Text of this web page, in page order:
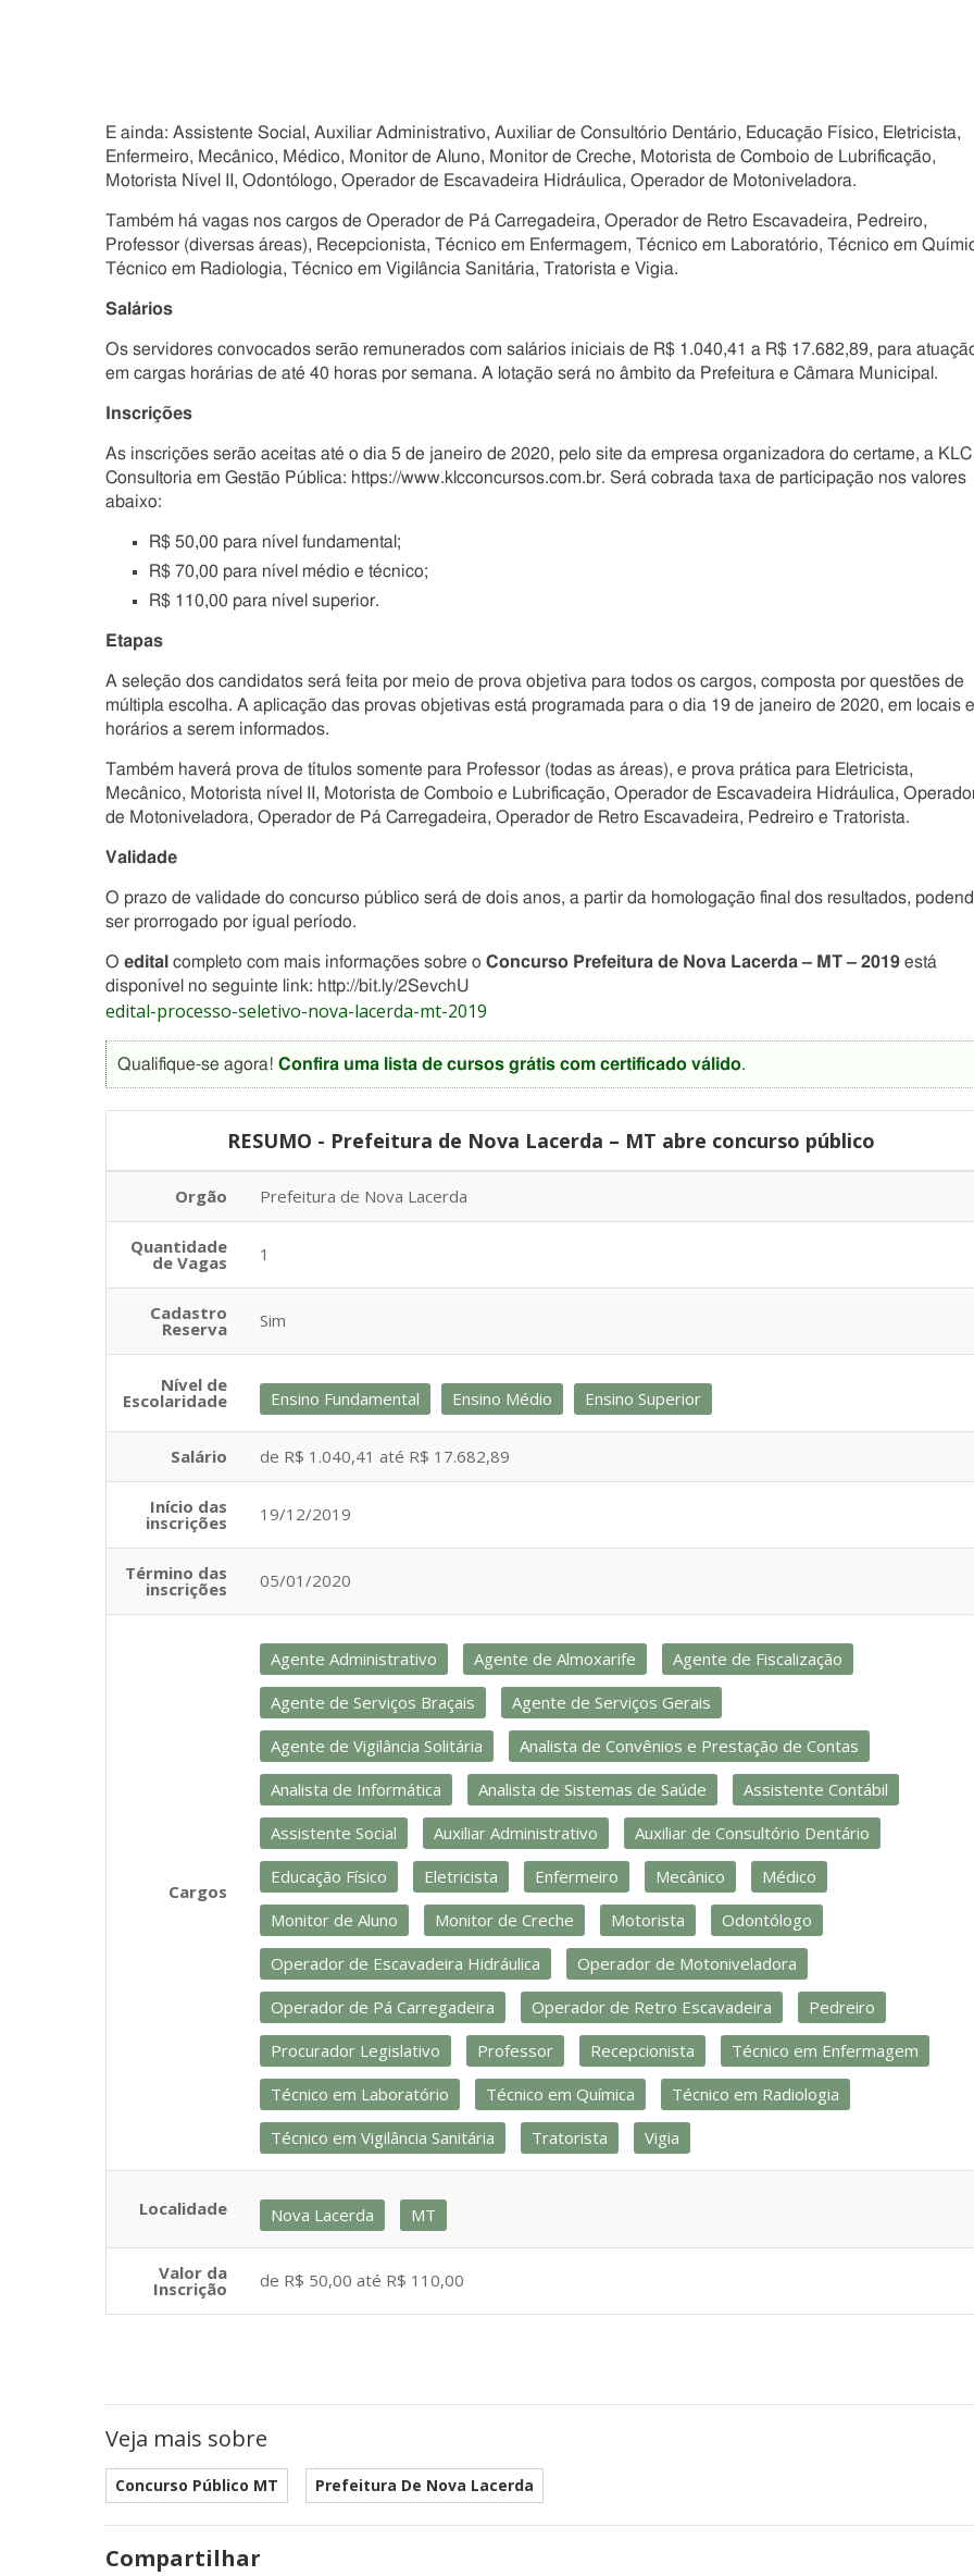
E ainda: Assistente Social, Auxiliar Administrativo, Auxiliar de Consultório Dentário, Educação Físico, Eletricista,
Enfermeiro, Mecânico, Médico, Monitor de Aluno, Monitor de Creche, Motorista de Comboio de Lubrificação,
Motorista Nível II, Odontólogo, Operador de Escavadeira Hidráulica, Operador de Motoniveladora.
Também há vagas nos cargos de Operador de Pá Carregadeira, Operador de Retro Escavadeira, Pedreiro,
Professor (diversas áreas), Recepcionista, Técnico em Enfermagem, Técnico em Laboratório, Técnico em
Técnico em Radiologia, Técnico em Vigilância Sanitária, Tratorista e Vigia.
Salários
Os servidores convocados serão remunerados com salários iniciais de R$ 1.040,41 a R$ 17.682,89, para
em cargas horárias de até 40 horas por semana. A lotação será no âmbito da Prefeitura e Câmara Municipal.
Inscrições
As inscrições serão aceitas até o dia 5 de janeiro de 2020, pelo site da empresa organizadora do certame, a KLC
Consultoria em Gestão Pública: https://www.klcconcursos.com.br. Será cobrada taxa de participação nos valores
abaixo:
R$ 50,00 para nível fundamental;
R$ 70,00 para nível médio e técnico;
R$ 110,00 para nível superior.
Etapas
A seleção dos candidatos será feita por meio de prova objetiva para todos os cargos, composta por questões de
múltipla escolha. A aplicação das provas objetivas está programada para o dia 19 de janeiro de 2020, em locais e
horários a serem informados.
Também haverá prova de títulos somente para Professor (todas as áreas), e prova prática para Eletricista,
Mecânico, Motorista nível II, Motorista de Comboio e Lubrificação, Operador de Escavadeira Hidráulica,
de Motoniveladora, Operador de Pá Carregadeira, Operador de Retro Escavadeira, Pedreiro e Tratorista.
Validade
O prazo de validade do concurso público será de dois anos, a partir da homologação final dos resultados,
ser prorrogado por igual período.
O edital completo com mais informações sobre o Concurso Prefeitura de Nova Lacerda – MT – 2019 está
disponível no seguinte link: http://bit.ly/2SevchU
edital-processo-seletivo-nova-lacerda-mt-2019
Qualifique-se agora! Confira uma lista de cursos grátis com certificado válido.
RESUMO - Prefeitura de Nova Lacerda – MT abre concurso público
Orgão Prefeitura de Nova Lacerda
Quantidade
de Vagas 1
Cadastro
Reserva Sim
Nível de
Escolaridade Ensino Fundamental Ensino Médio Ensino Superior
Salário de R$ 1.040,41 até R$ 17.682,89
Início das
inscrições 19/12/2019
Término das
inscrições 05/01/2020
Cargos
Agente Administrativo Agente de Almoxarife
Agente de Fiscalização
Agente de Serviços Braçais
Agente de Serviços Gerais
Agente de Vigilância Solitária
Analista de Convênios e Prestação de Contas
Analista de Informática
Analista de Sistemas de Saúde
Assistente Contábil
Assistente Social
Auxiliar Administrativo
Auxiliar de Consultório Dentário
Educação Físico
Eletricista Enfermeiro Mecânico
Médico
Monitor de Aluno
Monitor de Creche Motorista
Odontólogo
Operador de Escavadeira Hidráulica
Operador de Motoniveladora
Operador de Pá Carregadeira
Operador de Retro Escavadeira
Pedreiro
Procurador Legislativo
Professor Recepcionista
Técnico em Enfermagem
Técnico em Laboratório
Técnico em Química
Técnico em Radiologia
Técnico em Vigilância Sanitária
Tratorista Vigia
Localidade Nova Lacerda MT
Valor da
Inscrição de R$ 50,00 até R$ 110,00
Veja mais sobre
Concurso Público MT Prefeitura De Nova Lacerda
Compartilhar